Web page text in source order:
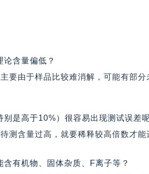
含量偏低？
要由于样品比较难消解，可能有部
是高于10%）很容易出现测试误差
测含量过高，就要稀释较高倍数才
有机物、固体杂质、F离子等？